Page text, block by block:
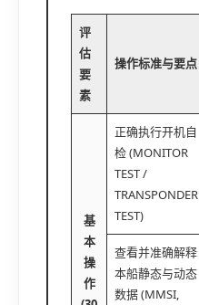
评
估
要
素
操作标准与要点
基
本
操
作
正确执行开机自
检 (MONITOR
TEST /
TRANSPONDER
TEST)
查看并准确解释
本船静态与动态
数据 (MMSI,